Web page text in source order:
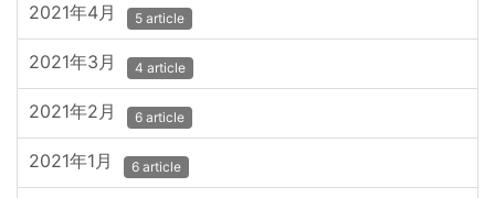
2021年4月 5 article
2021年3月 4 article
2021年2月 6 article
2021年1月 6 article